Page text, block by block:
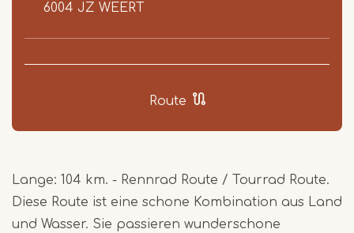
6004 JZ WEERT
Route
Lange: 104 km. - Rennrad Route / Tourrad Route.
Diese Route ist eine schone Kombination aus Land
und Wasser. Sie passieren wunderschone